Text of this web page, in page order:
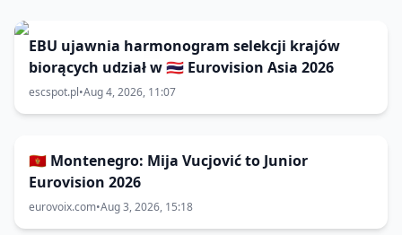
EBU ujawnia harmonogram selekcji krajów
biorących udział w 🇹🇭 Eurovision Asia 2026
escspot.pl•Aug 4, 2026, 11:07
🇲🇪 Montenegro: Mija Vucjović to Junior
Eurovision 2026
eurovoix.com•Aug 3, 2026, 15:18